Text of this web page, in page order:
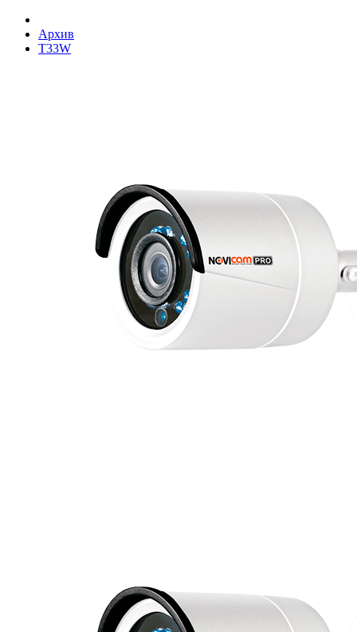
Архив
T33W